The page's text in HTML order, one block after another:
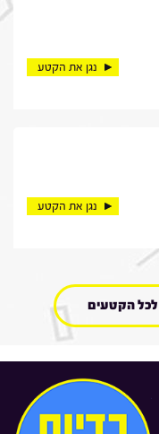
נגן את הקטע
נגן את הקטע
לכל הקטעים